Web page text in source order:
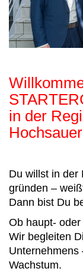
in der
Du willst in der
gründen –
Dann bist Du
Ob haupt-
Wir begleiten
Unternehmens
Wachstum.